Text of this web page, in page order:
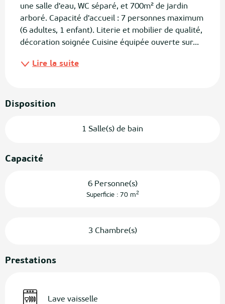
une salle d'eau, WC séparé, et 700m² de jardin
arboré. Capacité d'accueil : 7 personnes maximum
(6 adultes, 1 enfant). Literie et mobilier de qualité,
décoration soignée Cuisine équipée ouverte sur...
Lire la suite
Disposition
1 Salle(s) de bain
Capacité
6 Personne(s)
Superficie : 70 m2
3 Chambre(s)
Prestations
Lave vaisselle